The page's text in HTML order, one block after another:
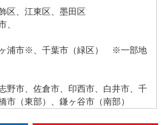
区、江東区、墨田区
、
浦市※、千葉市（緑区） ※一部地
野市、佐倉市、印西市、白井市、千
市（東部）、鎌ヶ谷市（南部）